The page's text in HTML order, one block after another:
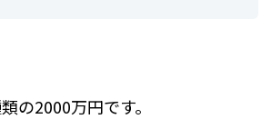
の2000万円です。